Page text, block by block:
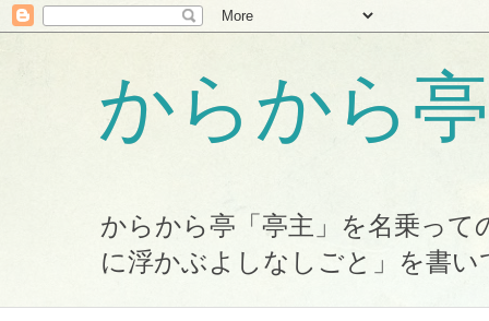
からから
からから亭「亭主」を名乗っ
に浮かぶよしなしごと」を書い